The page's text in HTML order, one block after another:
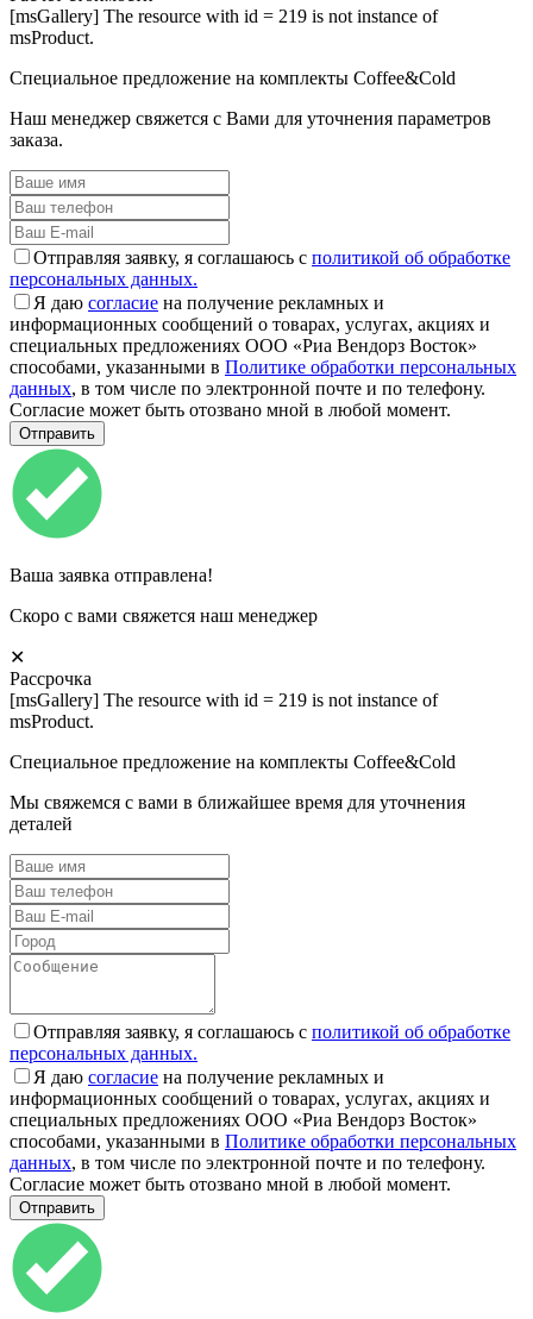
[msGallery] The resource with id = 219 is not instance of
msProduct.
Специальное предложение на комплекты Coffee&Cold
Наш менеджер свяжется с Вами для уточнения параметров
заказа.
Отправляя заявку, я соглашаюсь с политикой об обработке
персональных данных.
Я даю согласие на получение рекламных и
информационных сообщений о товарах, услугах, акциях и
специальных предложениях ООО «Риа Вендорз Восток»
способами, указанными в Политике обработки персональных
данных, в том числе по электронной почте и по телефону.
Согласие может быть отозвано мной в любой момент.
Ваша заявка отправлена!
Скоро с вами свяжется наш менеджер
✕
Рассрочка
[msGallery] The resource with id = 219 is not instance of
msProduct.
Специальное предложение на комплекты Coffee&Cold
Мы свяжемся с вами в ближайшее время для уточнения
деталей
Отправляя заявку, я соглашаюсь с политикой об обработке
персональных данных.
Я даю согласие на получение рекламных и
информационных сообщений о товарах, услугах, акциях и
специальных предложениях ООО «Риа Вендорз Восток»
способами, указанными в Политике обработки персональных
данных, в том числе по электронной почте и по телефону.
Согласие может быть отозвано мной в любой момент.